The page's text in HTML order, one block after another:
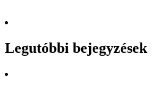
Legutóbbi bejegyzések